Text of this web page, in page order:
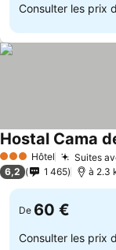
Consulter les prix
3 ÉtoilesHôtel Suites
Hostal Cama
6,2 1 465 à 2.3
De 60 €
Consulter les prix